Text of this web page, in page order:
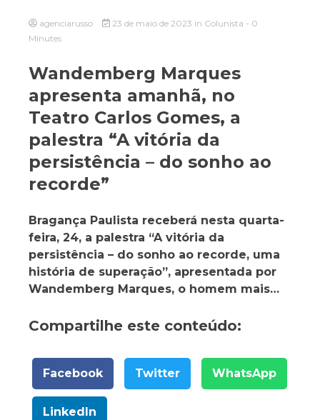
agenciarusso 23 de maio de 2023 in Colunista - 0
Minutes
Wandemberg Marques
apresenta amanhã, no
Teatro Carlos Gomes, a
palestra “A vitória da
persistência – do sonho ao
recorde”
Bragança Paulista receberá nesta quarta-
feira, 24, a palestra “A vitória da
persistência – do sonho ao recorde, uma
história de superação”, apresentada por
Wandemberg Marques, o homem mais…
Compartilhe este conteúdo:
Facebook Twitter WhatsApp
LinkedIn